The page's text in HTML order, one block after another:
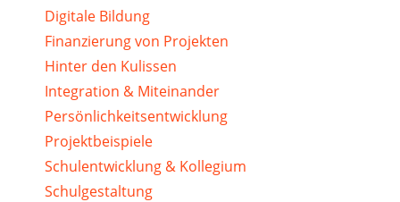
Digitale Bildung
Finanzierung von Projekten
Hinter den Kulissen
Integration & Miteinander
Persönlichkeitsentwicklung
Projektbeispiele
Schulentwicklung & Kollegium
Schulgestaltung